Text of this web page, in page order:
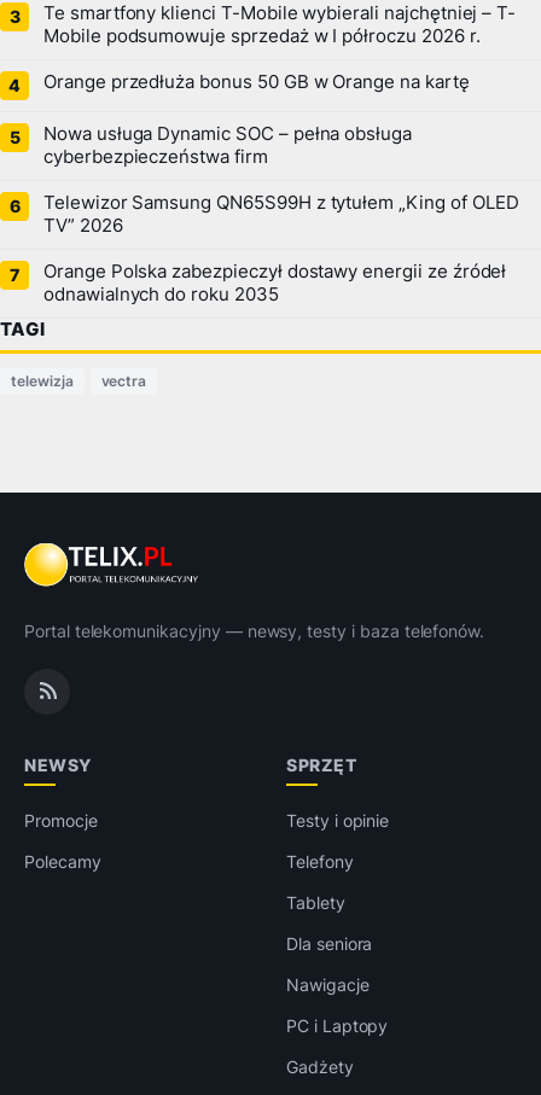
Te smartfony klienci T-Mobile wybierali najchętniej – T-
Mobile podsumowuje sprzedaż w I półroczu 2026 r.
Orange przedłuża bonus 50 GB w Orange na kartę
Nowa usługa Dynamic SOC – pełna obsługa
cyberbezpieczeństwa firm
Telewizor Samsung QN65S99H z tytułem „King of OLED
TV” 2026
Orange Polska zabezpieczył dostawy energii ze źródeł
odnawialnych do roku 2035
TAGI
telewizja vectra
Portal telekomunikacyjny — newsy, testy i baza telefonów.
NEWSY
Promocje
Polecamy
SPRZĘT
Testy i opinie
Telefony
Tablety
Dla seniora
Nawigacje
PC i Laptopy
Gadżety